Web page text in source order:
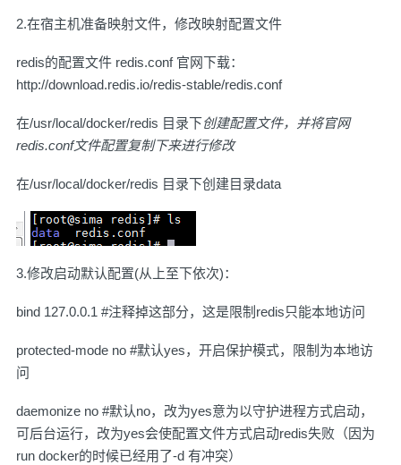
2.在宿主机准备映射文件，修改映射配置文件
redis的配置文件 redis.conf 官网下载：
http://download.redis.io/redis-stable/redis.conf
在/usr/local/docker/redis 目录下创建配置文件，并将官网
redis.conf文件配置复制下来进行修改
在/usr/local/docker/redis 目录下创建目录data
3.修改启动默认配置(从上至下依次)：
bind 127.0.0.1 #注释掉这部分，这是限制redis只能本地访问
protected-mode no #默认yes，开启保护模式，限制为本地访
问
daemonize no #默认no，改为yes意为以守护进程方式启动，
可后台运行，改为yes会使配置文件方式启动redis失败（因为
run docker的时候已经用了-d 有冲突）